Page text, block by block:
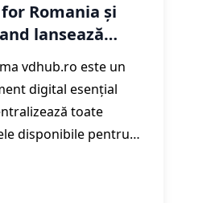
Romania și
lansează
o platformă
victimelor
domestice
vdhub.ro este un
digital esențial
toate
disponibile pentru